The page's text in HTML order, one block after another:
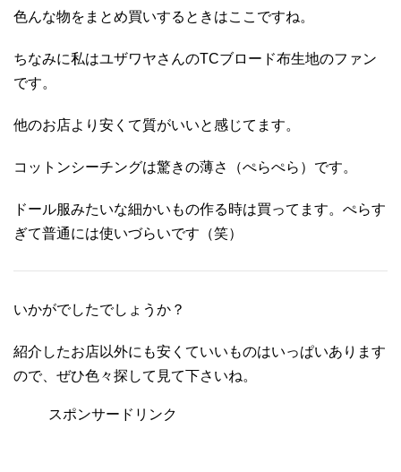
色んな物をまとめ買いするときはここですね。
ちなみに私はユザワヤさんのTCブロード布生地のファン
です。
他のお店より安くて質がいいと感じてます。
コットンシーチングは驚きの薄さ（ぺらぺら）です。
ドール服みたいな細かいもの作る時は買ってます。ぺらす
ぎて普通には使いづらいです（笑）
いかがでしたでしょうか？
紹介したお店以外にも安くていいものはいっぱいあります
ので、ぜひ色々探して見て下さいね。
スポンサードリンク